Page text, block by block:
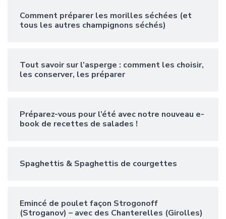
Comment préparer les morilles séchées (et
tous les autres champignons séchés)
Tout savoir sur l’asperge : comment les choisir,
les conserver, les préparer
Préparez-vous pour l’été avec notre nouveau e-
book de recettes de salades !
Spaghettis & Spaghettis de courgettes
Emincé de poulet façon Strogonoff
(Stroganov) – avec des Chanterelles (Girolles)